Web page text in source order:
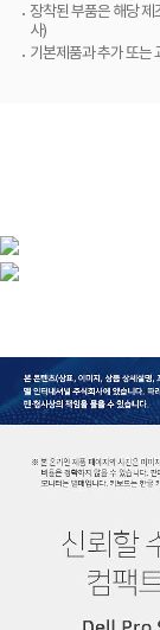
장착된 부품은 해당 제
사)
기본제품과 추가 또는